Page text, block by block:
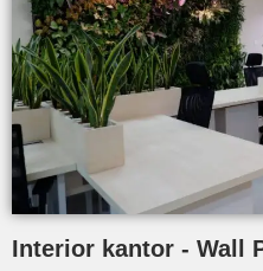
Interior kantor - Wall